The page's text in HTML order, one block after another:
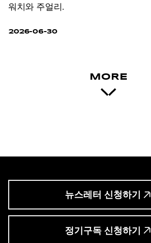
워치와 주얼리.
2026-06-30
MORE
뉴스레터 신청하기
정기구독 신청하기